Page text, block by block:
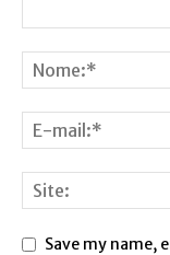
Save my name,